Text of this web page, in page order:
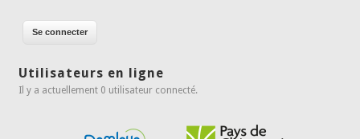
Utilisateurs en ligne
Il y a actuellement 0 utilisateur connecté.